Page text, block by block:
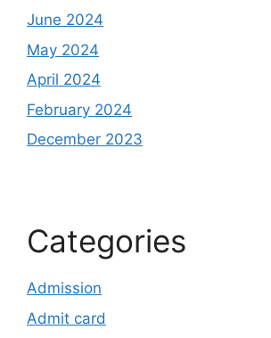
June 2024
May 2024
April 2024
February 2024
December 2023
Categories
Admission
Admit card